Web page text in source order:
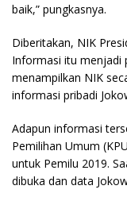
baik,” pungkasnya.
Diberitakan, NIK
Informasi itu menjadi
menampilkan NIK
informasi pribadi
Adapun informasi
Pemilihan Umum
untuk Pemilu 2019.
dibuka dan data